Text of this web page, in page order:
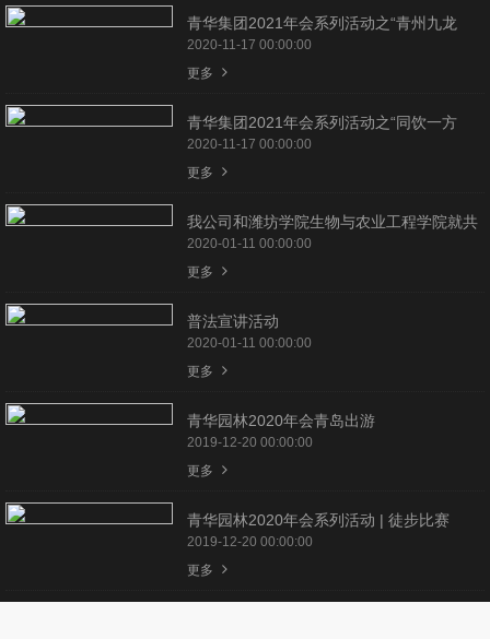
青华集团2021年会系列活动之“青州九龙
峪、胡林古景区参观调研”
2020-11-17 00:00:00
更多
青华集团2021年会系列活动之“同饮一方
水，共护母亲河”公益越野赛
2020-11-17 00:00:00
更多
我公司和潍坊学院生物与农业工程学院就共
建教学实践基地签约揭牌
2020-01-11 00:00:00
更多
普法宣讲活动
2020-01-11 00:00:00
更多
青华园林2020年会青岛出游
2019-12-20 00:00:00
更多
青华园林2020年会系列活动 | 徒步比赛
2019-12-20 00:00:00
更多